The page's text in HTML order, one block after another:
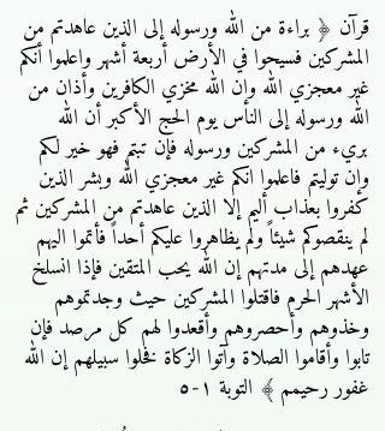
قرآن ﴿ براءة من الله ورسوله إلى الذين عاهدتم من
المشركين فسيحوا في الأرض أربعة أشهر واعلموا أنكم
غير معجزي الله وإن الله مخزي الكافرين وأذان من
الله ورسوله إلى الناس يوم الحج الأكبر أن الله
بريء من المشركين ورسوله فإن تبتم فهو خير لكم
وإن توليتم فاعلموا انكم غير معجزي الله وبشر الذين
كفروا بعذاب أليم إلا الذين عاهدتم من المشركين ثم
لم ينقصوكم شيئاً ولم يظاهروا عليكم أحداً فأتموا اليهم
عهدهم إلى مدتهم إن الله يحب المتقين فإذا انسلخ
الأشهر الحرم فاقتلوا المشركين حيث وجدتموهم
وخذوهم وأحصروهم وأقعدوا لهم كل مرصد فإن
تابوا وأقاموا الصلاة وآتوا الزكاة فخلوا سبيلهم إن الله
غفور رحيمم ﴾ التوبة ١-٥